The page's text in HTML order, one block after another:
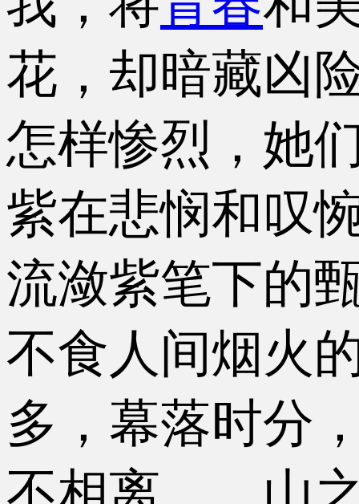
花，却暗藏凶
怎样惨烈，她
紫在悲悯和叹
流潋紫笔下的
不食人间烟火
多，幕落时分